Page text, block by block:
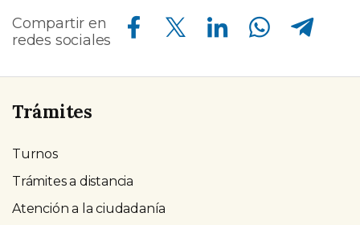
Compartir en
redes sociales
Compartir en Facebook Compartir en Twitter Compartir en Linkedin Compartir en Whatsapp Compartir en Telegram
Trámites
Turnos
Trámites a distancia
Atención a la ciudadanía